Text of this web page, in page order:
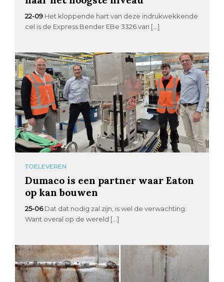
22-09 Het kloppende hart van deze indrukwekkende
cel is de Express Bender EBe 3326 van […]
TOELEVEREN
Dumaco is een partner waar Eaton
op kan bouwen
25-06 Dat dat nodig zal zijn, is wel de verwachting.
Want overal op de wereld […]